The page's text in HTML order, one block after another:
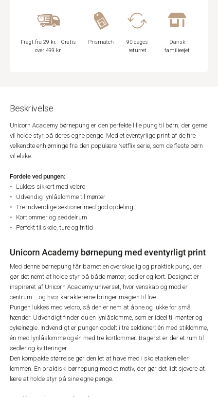
Fragt fra 29 kr. - Gratis
over 499 kr.
Prismatch
90 dages
returret
Dansk
familieejet
Beskrivelse
Unicorn Academy børnepung er den perfekte lille pung til børn, der gerne
vil holde styr på deres egne penge. Med et eventyrlige print af de fire
velkendte enhjørninge fra den populære Netflix serie, som de fleste børn
vil elske.
Fordele ved pungen:
Lukkes sikkert med velcro
Udvendig lynlåslomme til mønter
Tre indvendige sektioner med god opdeling
Kortlommer og seddelrum
Perfekt til skole, ture og fritid
Unicorn Academy børnepung med eventyrligt print
Med denne børnepung får barnet en overskuelig og praktisk pung, der
gør det nemt at holde styr på både mønter, sedler og kort. Designet er
inspireret af Unicorn Academy-universet, hvor venskab og mod er i
centrum – og hvor karaktererne bringer magien til live.
Pungen lukkes med velcro, så den er nem at åbne og lukke for små
hænder. Udvendigt finder du en lynlåslomme, som er ideel til mønter og
cykelnøgle. Indvendigt er pungen opdelt i tre sektioner: én med stiklomme,
én med lynlåslomme og én med tre kortlommer. Bagerst er der et rum til
sedler og kvitteringer.
Den kompakte størrelse gør den let at have med i skoletasken eller
lommen. En praktiskl børnepung med et motiv, der gør det lidt sjovere at
lære at holde styr på sine egne penge.